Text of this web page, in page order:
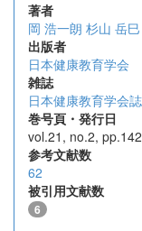
著者
岡 浩一朗 杉山 岳巳
出版者
日本健康教育学会
雑誌
日本健康教育学会誌
巻号頁・発行日
vol.21, no.2,
参考文献数
62
被引用文献数
6